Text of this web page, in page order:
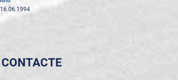
16.06.1994
CONTACTE